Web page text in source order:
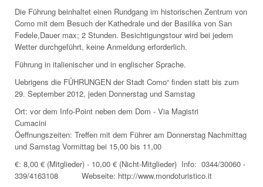
Die Führung beinhaltet einen Rundgang im historischen Zentrum von
Como mit dem Besuch der Kathedrale und der Basilika von San
Fedele,Dauer max; 2 Stunden. Besichtigungstour wird bei jedem
Wetter durchgeführt, keine Anmeldung erforderlich.
Führung in italienischer und in englischer Sprache.
Uebrigens die FÜHRUNGEN der Stadt Como“ finden statt bis zum
29. September 2012, jeden Donnerstag und Samstag
Ort: vor dem Info-Point neben dem Dom - Via Magistri
Cumacini
Öeffnungszeiten: Treffen mit dem Führer am Donnerstag Nachmittag
und Samstag Vormittag bei 15,00 bis 11,00
€: 8,00 € (Mitglieder) - 10,00 € (Nicht-Mitglieder) Info: 0344/30060 -
339/4163108 Webseite: http://www.mondoturistico.it